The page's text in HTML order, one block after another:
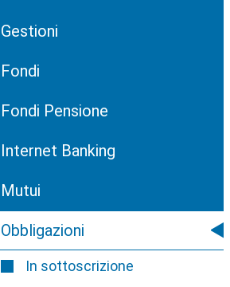
Gestioni
Fondi
Fondi Pensione
Internet Banking
Mutui
Obbligazioni
In sottoscrizione